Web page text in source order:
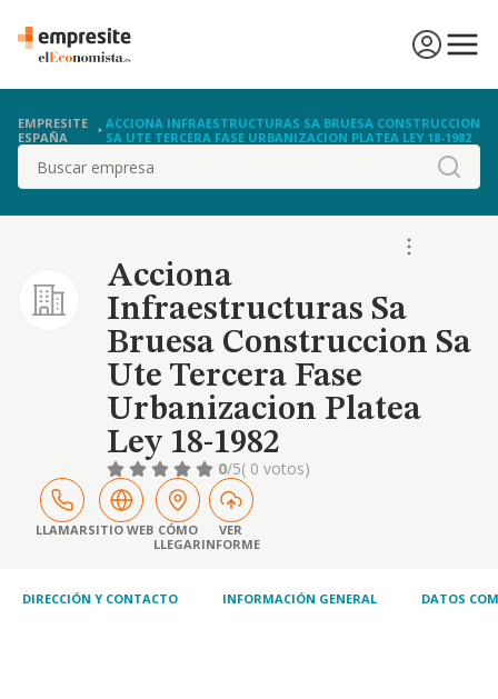
EMPRESITE
ESPAÑA
ACCIONA INFRAESTRUCTURAS SA BRUESA CONSTRUCCION
SA UTE TERCERA FASE URBANIZACION PLATEA LEY 18-1982
Buscar
Acciona
Infraestructuras Sa
Bruesa Construccion Sa
Ute Tercera Fase
Urbanizacion Platea
Ley 18-1982
0/5( 0 votos)
LLAMARSITIO WEB CÓMO
LLEGAR
VER
INFORME
DIRECCIÓN Y CONTACTO INFORMACIÓN GENERAL DATOS